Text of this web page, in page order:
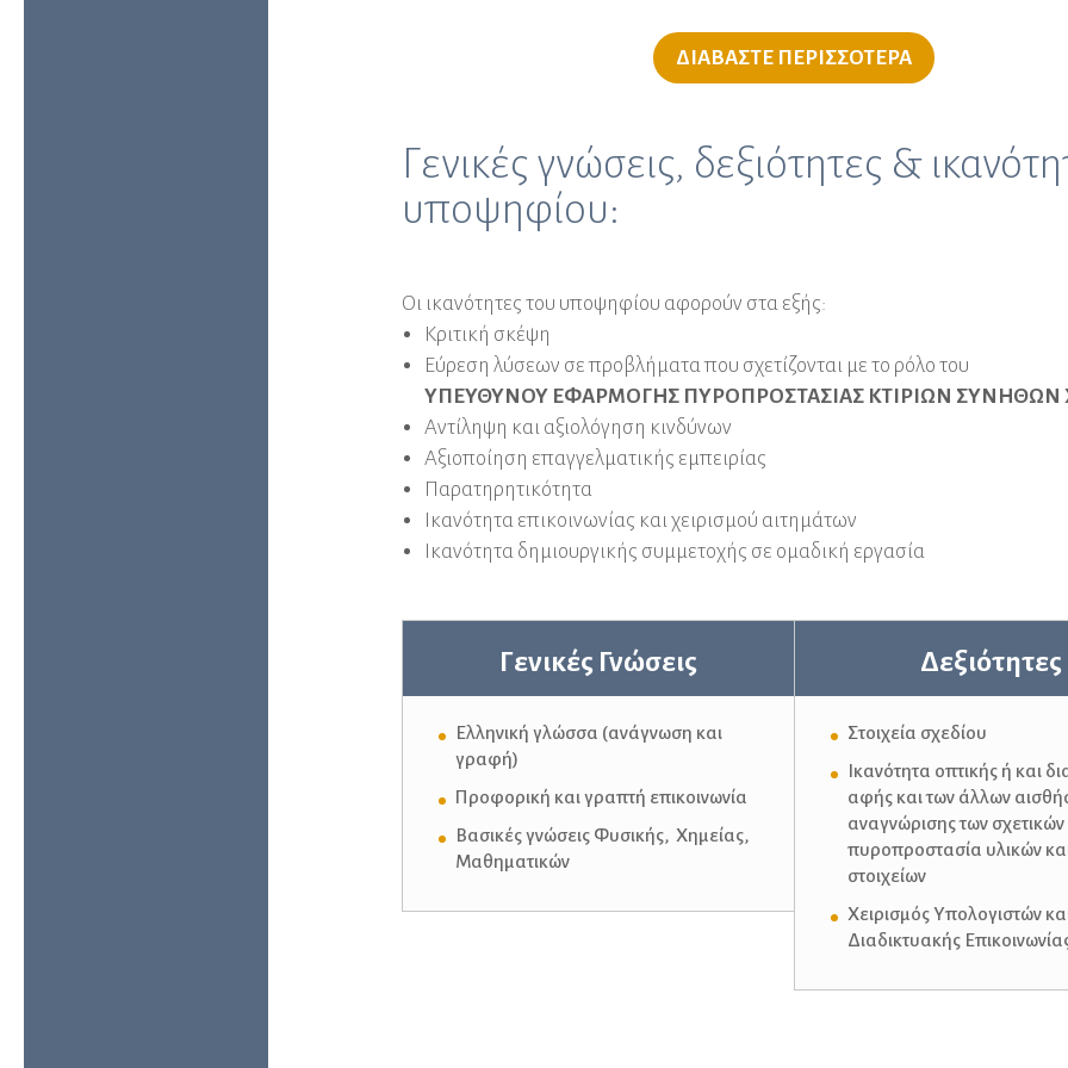
ΔΙΑΒΑΣΤΕ ΠΕΡΙΣΣΟΤΕΡΑ
Γενικές γνώσεις, δεξιότητες &
υποψηφίου:
Οι ικανότητες του υποψηφίου αφορούν στα εξής:
Κριτική σκέψη
Εύρεση λύσεων σε προβλήματα που σχετίζονται με το ρόλο του
ΥΠΕΥΘΥΝΟΥ ΕΦΑΡΜΟΓΗΣ ΠΥΡΟΠΡΟΣΤΑΣΙΑΣ ΚΤΙΡΙΩΝ ΣΥΝΗΘΩΝ
Αντίληψη και αξιολόγηση κινδύνων
Αξιοποίηση επαγγελµατικής εµπειρίας
Παρατηρητικότητα
Ικανότητα επικοινωνίας και χειρισμού αιτημάτων
Ικανότητα δημιουργικής συμμετοχής σε ομαδική εργασία
Γενικές Γνώσεις
Ελληνική γλώσσα (ανάγνωση και
γραφή)
Προφορική και γραπτή επικοινωνία
Βασικές γνώσεις Φυσικής, Χημείας,
Μαθηµατικών
Δεξιότητες
Στοιχεία σχεδίου
Ικανότητα οπτικής ή και
αφής και των άλλων
αναγνώρισης των σχετικών
πυροπροστασία υλικών
στοιχείων
Χειρισμός Υπολογιστών
Διαδικτυακής